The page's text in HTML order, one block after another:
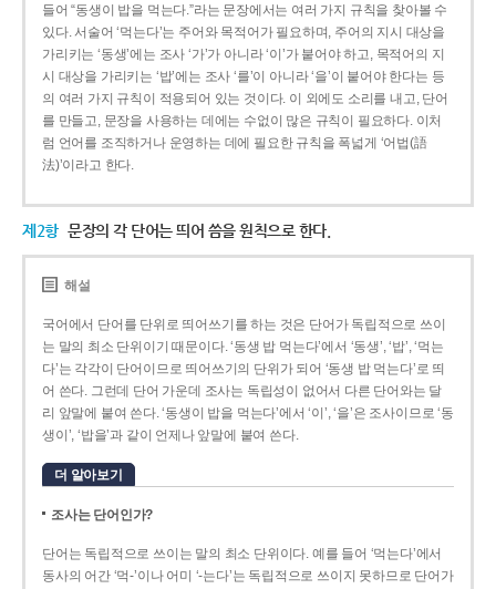
들어 “동생이 밥을 먹는다.”라는 문장에서는 여러 가지 규칙을 찾아볼 수
있다. 서술어 ‘먹는다’는 주어와 목적어가 필요하며, 주어의 지시 대상을
가리키는 ‘동생’에는 조사 ‘가’가 아니라 ‘이’가 붙어야 하고, 목적어의 지
시 대상을 가리키는 ‘밥’에는 조사 ‘를’이 아니라 ‘을’이 붙어야 한다는 등
의 여러 가지 규칙이 적용되어 있는 것이다. 이 외에도 소리를 내고, 단어
를 만들고, 문장을 사용하는 데에는 수없이 많은 규칙이 필요하다. 이처
럼 언어를 조직하거나 운영하는 데에 필요한 규칙을 폭넓게 ‘어법(語
法)’이라고 한다.
제2항 문장의 각 단어는 띄어 씀을 원칙으로 한다.
해설
국어에서 단어를 단위로 띄어쓰기를 하는 것은 단어가 독립적으로 쓰이
는 말의 최소 단위이기 때문이다. ‘동생 밥 먹는다’에서 ‘동생’, ‘밥’, ‘먹는
다’는 각각이 단어이므로 띄어쓰기의 단위가 되어 ‘동생 밥 먹는다’로 띄
어 쓴다. 그런데 단어 가운데 조사는 독립성이 없어서 다른 단어와는 달
리 앞말에 붙여 쓴다. ‘동생이 밥을 먹는다’에서 ‘이’, ‘을’은 조사이므로 ‘동
생이’, ‘밥을’과 같이 언제나 앞말에 붙여 쓴다.
더 알아보기
조사는 단어인가?
단어는 독립적으로 쓰이는 말의 최소 단위이다. 예를 들어 ‘먹는다’에서
동사의 어간 ‘먹-­’이나 어미 ‘­-는다’는 독립적으로 쓰이지 못하므로 단어가